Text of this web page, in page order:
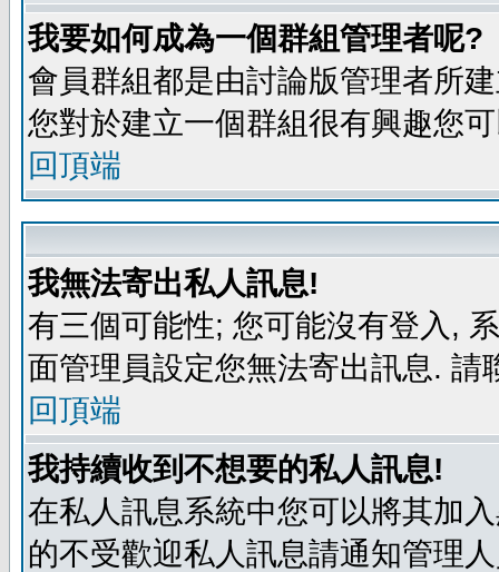
我要如何成為一個群組管理者呢?
會員群組都是由討論版管理者所
您對於建立一個群組很有興趣您
回頂端
我無法寄出私人訊息!
有三個可能性; 您可能沒有登入,
面管理員設定您無法寄出訊息. 請
回頂端
我持續收到不想要的私人訊息!
在私人訊息系統中您可以將其加
的不受歡迎私人訊息請通知管理